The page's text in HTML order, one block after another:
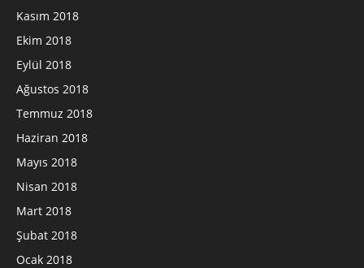
Kasım 2018
Ekim 2018
Eylül 2018
Ağustos 2018
Temmuz 2018
Haziran 2018
Mayıs 2018
Nisan 2018
Mart 2018
Şubat 2018
Ocak 2018